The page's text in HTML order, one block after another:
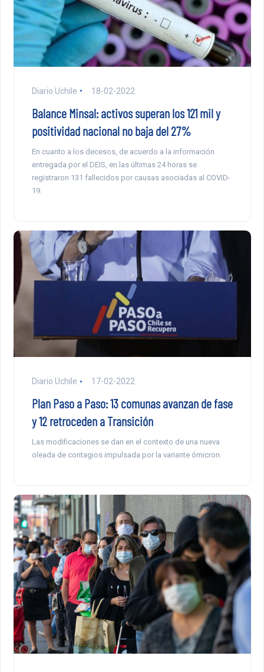
Diario Uchile 18-02-2022
Balance Minsal: activos superan los 121 mil y
positividad nacional no baja del 27%
En cuanto a los decesos, de acuerdo a la información
entregada por el DEIS, en las últimas 24 horas se
registraron 131 fallecidos por causas asociadas al COVID-
19.
Diario Uchile 17-02-2022
Plan Paso a Paso: 13 comunas avanzan de fase
y 12 retroceden a Transición
Las modificaciones se dan en el contexto de una nueva
oleada de contagios impulsada por la variante ómicron.